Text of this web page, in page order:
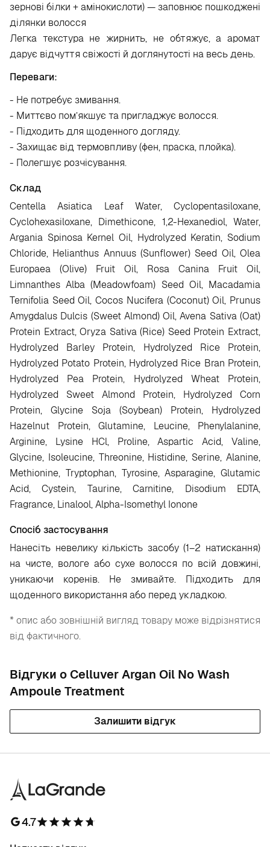
зернові білки + амінокислоти) — заповнює пошкоджені
ділянки волосся
Легка текстура не жирнить, не обтяжує, а аромат
дарує відчуття свіжості й доглянутості на весь день.
Переваги:
- Не потребує змивання.
- Миттєво пом’якшує та пригладжує волосся.
- Підходить для щоденного догляду.
- Захищає від термовпливу (фен, праска, плойка).
- Полегшує розчісування.
Склад
Centella Asiatica Leaf Water, Cyclopentasiloxane,
Cyclohexasiloxane, Dimethicone, 1,2-Hexanediol, Water,
Argania Spinosa Kernel Oil, Hydrolyzed Keratin, Sodium
Chloride, Helianthus Annuus (Sunflower) Seed Oil, Olea
Europaea (Olive) Fruit Oil, Rosa Canina Fruit Oil,
Limnanthes Alba (Meadowfoam) Seed Oil, Macadamia
Ternifolia Seed Oil, Cocos Nucifera (Coconut) Oil, Prunus
Amygdalus Dulcis (Sweet Almond) Oil, Avena Sativa (Oat)
Protein Extract, Oryza Sativa (Rice) Seed Protein Extract,
Hydrolyzed Barley Protein, Hydrolyzed Rice Protein,
Hydrolyzed Potato Protein, Hydrolyzed Rice Bran Protein,
Hydrolyzed Pea Protein, Hydrolyzed Wheat Protein,
Hydrolyzed Sweet Almond Protein, Hydrolyzed Corn
Protein, Glycine Soja (Soybean) Protein, Hydrolyzed
Hazelnut Protein, Glutamine, Leucine, Phenylalanine,
Arginine, Lysine HCl, Proline, Aspartic Acid, Valine,
Glycine, Isoleucine, Threonine, Histidine, Serine, Alanine,
Methionine, Tryptophan, Tyrosine, Asparagine, Glutamic
Acid, Cystein, Taurine, Carnitine, Disodium EDTA,
Fragrance, Linalool, Alpha-Isomethyl Ionone
Спосіб застосування
Нанесіть невелику кількість засобу (1–2 натискання)
на чисте, вологе або сухе волосся по всій довжині,
уникаючи коренів. Не змивайте. Підходить для
щоденного використання або перед укладкою.
* опис або зовнішній вигляд товару може відрізнятися
від фактичного.
Відгуки о Celluver Argan Oil No Wash
Ampoule Treatment
Залишити відгук
4.7